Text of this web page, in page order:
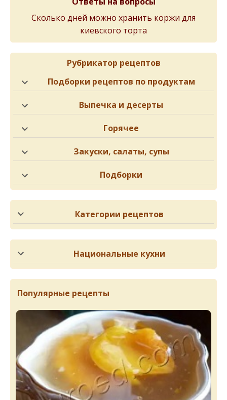
Сколько дней можно хранить коржи для
киевского торта
Рубрикатор рецептов
Подборки рецептов по продуктам
Выпечка и десерты
Горячее
Закуски, салаты, супы
Подборки
Категории рецептов
Национальные кухни
Популярные рецепты